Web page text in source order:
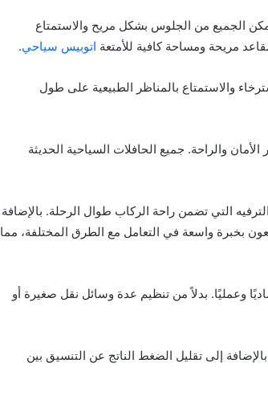
توفر الباصات السياحية مساحة واسعة 01102106655 تمكن الجميع من الجلوس بشكل مريح والاستمتاع
مريحة ومساحة كافية للأمتعة اتوبيس سياحي.
والاستمتاع بالمناظر الطبيعية على طول
الباصات السياحية 01102106655 في توفير الأمان والراحة. جميع الحافلات السياحية الحديثة
التي تضمن راحة الركاب طوال الرحلة. بالإضافة
بخبرة واسعة في التعامل مع الطرق المختلفة، مما
الباصات السياحية 01102106655 خيارًا اقتصاديًا وعمليًا. بدلاً من تنظيم عدة وسائل نقل صغيرة أو
من تكاليف الوقود والصيانة 01102106655. هذا بالإضافة إلى تقليل الضغط الناتج عن التنسيق بين